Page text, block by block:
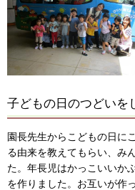
子どもの日のつどいを
園長先生からこどもの日に
る由来を教えてもらい、み
た。年長児はかっこいいか
を作りました。お互いが作